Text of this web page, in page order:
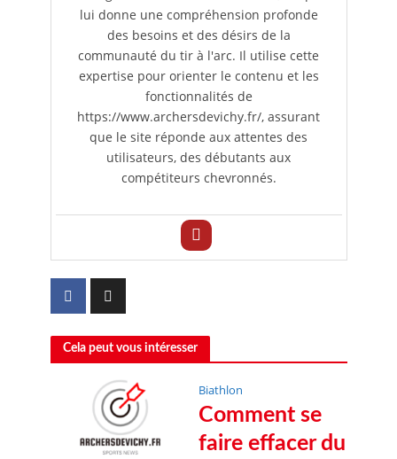
lui donne une compréhension profonde
des besoins et des désirs de la
communauté du tir à l'arc. Il utilise cette
expertise pour orienter le contenu et les
fonctionnalités de
https://www.archersdevichy.fr/, assurant
que le site réponde aux attentes des
utilisateurs, des débutants aux
compétiteurs chevronnés.
Cela peut vous intéresser
Biathlon
Comment se
faire effacer du